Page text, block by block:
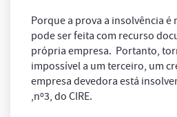
Porque a prova a insolvência
pode ser feita com recurso
própria empresa. Portanto,
impossível a um terceiro, um
empresa devedora está
,nº3, do CIRE.